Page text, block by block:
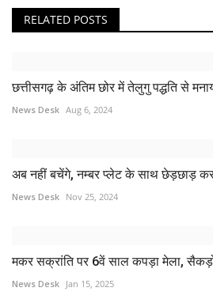
RELATED POSTS
छत्तीसगढ़ के अंतिम छोर में तेलुगु पद्धति से
News Desk Aug 6, 2024
अब नहीं बचेंगे, नम्बर प्लेट के साथ छेड़छाड़
News Desk Nov 25, 2024
मकर सक्रांति पर 6वें साल कपड़ा मेला,
News Desk Jan 15, 2025